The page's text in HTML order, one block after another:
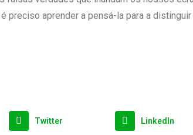
preciso aprender a pensá-la para a
Twitter LinkedIn